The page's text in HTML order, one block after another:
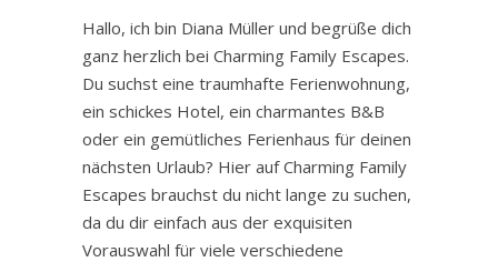
Hallo, ich bin Diana Müller und begrüße dich
ganz herzlich bei Charming Family Escapes.
Du suchst eine traumhafte Ferienwohnung,
ein schickes Hotel, ein charmantes B&B
oder ein gemütliches Ferienhaus für deinen
nächsten Urlaub? Hier auf Charming Family
Escapes brauchst du nicht lange zu suchen,
da du dir einfach aus der exquisiten
Vorauswahl für viele verschiedene